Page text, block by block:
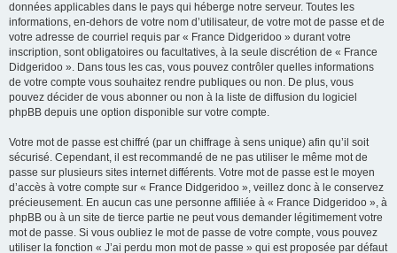
données applicables dans le pays qui héberge notre serveur. Toutes les
informations, en-dehors de votre nom d’utilisateur, de votre mot de passe et de
votre adresse de courriel requis par « France Didgeridoo » durant votre
inscription, sont obligatoires ou facultatives, à la seule discrétion de « France
Didgeridoo ». Dans tous les cas, vous pouvez contrôler quelles informations
de votre compte vous souhaitez rendre publiques ou non. De plus, vous
pouvez décider de vous abonner ou non à la liste de diffusion du logiciel
phpBB depuis une option disponible sur votre compte.
Votre mot de passe est chiffré (par un chiffrage à sens unique) afin qu’il soit
sécurisé. Cependant, il est recommandé de ne pas utiliser le même mot de
passe sur plusieurs sites internet différents. Votre mot de passe est le moyen
d’accès à votre compte sur « France Didgeridoo », veillez donc à le conservez
précieusement. En aucun cas une personne affiliée à « France Didgeridoo », à
phpBB ou à un site de tierce partie ne peut vous demander légitimement votre
mot de passe. Si vous oubliez le mot de passe de votre compte, vous pouvez
utiliser la fonction « J’ai perdu mon mot de passe » qui est proposée par défaut